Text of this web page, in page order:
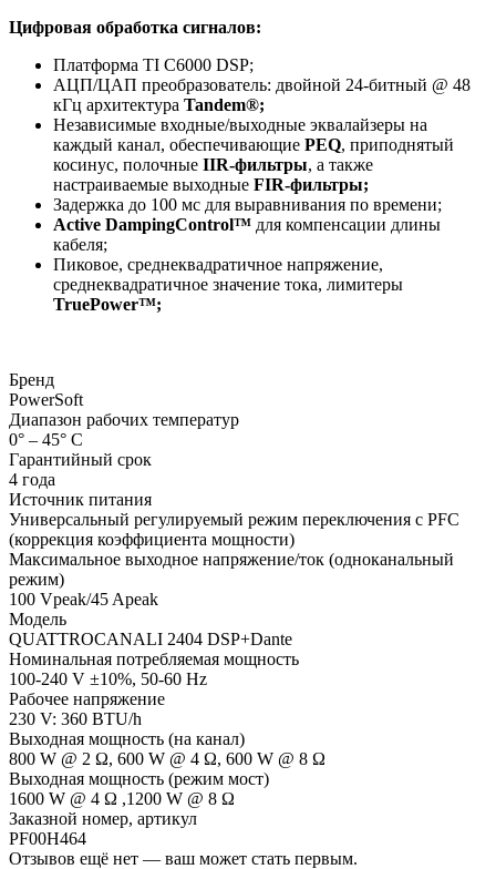
Цифровая обработка сигналов:
Платформа TI C6000 DSP;
АЦП/ЦАП преобразователь: двойной 24-битный @ 48
кГц архитектура Tandem®;
Независимые входные/выходные эквалайзеры на
каждый канал, обеспечивающие PEQ, приподнятый
косинус, полочные IIR-фильтры, а также
настраиваемые выходные FIR-фильтры;
Задержка до 100 мс для выравнивания по времени;
Active DampingControl™ для компенсации длины
кабеля;
Пиковое, среднеквадратичное напряжение,
среднеквадратичное значение тока, лимитеры
TruePower™;
Бренд
PowerSoft
Диапазон рабочих температур
0° – 45° C
Гарантийный срок
4 года
Источник питания
Универсальный регулируемый режим переключения с PFC
(коррекция коэффициента мощности)
Максимальное выходное напряжение/ток (одноканальный
режим)
100 Vpeak/45 Apeak
Модель
QUATTROCANALI 2404 DSP+Dante
Номинальная потребляемая мощность
100-240 V ±10%, 50-60 Hz
Рабочее напряжение
230 V: 360 BTU/h
Выходная мощность (на канал)
800 W @ 2 Ω, 600 W @ 4 Ω, 600 W @ 8 Ω
Выходная мощность (режим мост)
1600 W @ 4 Ω ,1200 W @ 8 Ω
Заказной номер, артикул
PF00H464
Отзывов ещё нет — ваш может стать первым.